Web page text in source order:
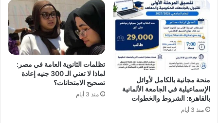
منحة مجانية بالكامل لأوائل
الإسماعيلية في الجامعة الألمانية
بالقاهرة: الشروط والخطوات
منذ 3 أيام
تظلمات الثانوية العامة في مصر:
لماذا لا تعني الـ 300 جنيه إعادة
تصحيح الامتحانات؟
منذ 3 أيام